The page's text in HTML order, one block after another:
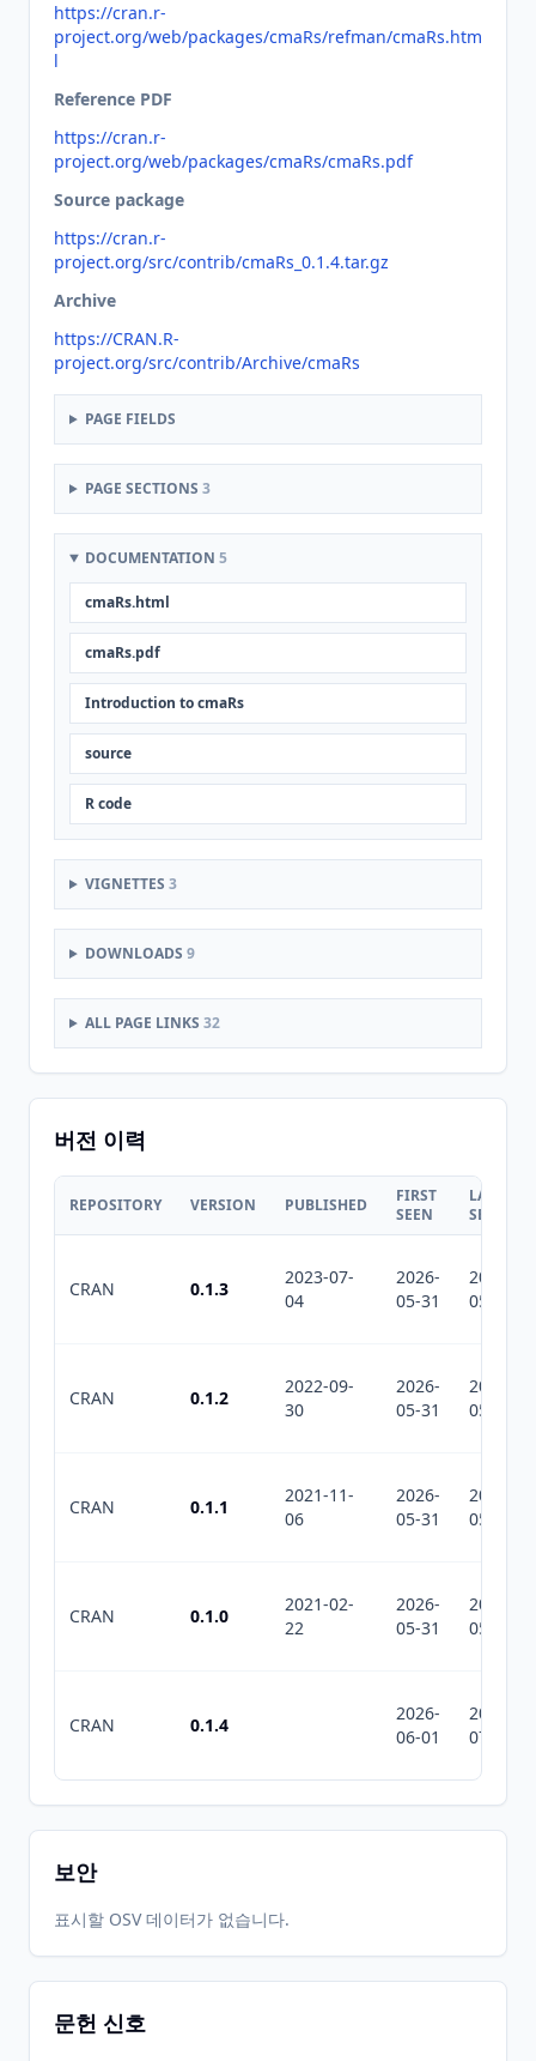
https://cran.r-
project.org/web/packages/cmaRs/refman/cmaRs.htm
l
Reference PDF
https://cran.r-
project.org/web/packages/cmaRs/cmaRs.pdf
Source package
https://cran.r-
project.org/src/contrib/cmaRs_0.1.4.tar.gz
Archive
https://CRAN.R-
project.org/src/contrib/Archive/cmaRs
PAGE FIELDS
PAGE SECTIONS 3
DOCUMENTATION 5
cmaRs.html
cmaRs.pdf
Introduction to cmaRs
source
R code
VIGNETTES 3
DOWNLOADS 9
ALL PAGE LINKS 32
버전 이력
REPOSITORY VERSION PUBLISHED
FIRST
SEEN
LAST
SEEN
CRAN 0.1.3
2023-07-
04
2026-
05-31
2026-
05-31
CRAN 0.1.2
2022-09-
30
2026-
05-31
2026-
05-31
CRAN 0.1.1
2021-11-
06
2026-
05-31
2026-
05-31
CRAN 0.1.0
2021-02-
22
2026-
05-31
2026-
05-31
CRAN 0.1.4
2026-
06-01
2026-
07-10
보안
표시할 OSV 데이터가 없습니다.
문헌 신호